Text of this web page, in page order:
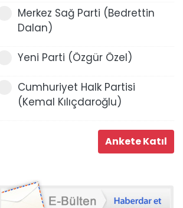
Merkez Sağ Parti (Bedrettin
Dalan)
Yeni Parti (Özgür Özel)
Cumhuriyet Halk Partisi
(Kemal Kılıçdaroğlu)